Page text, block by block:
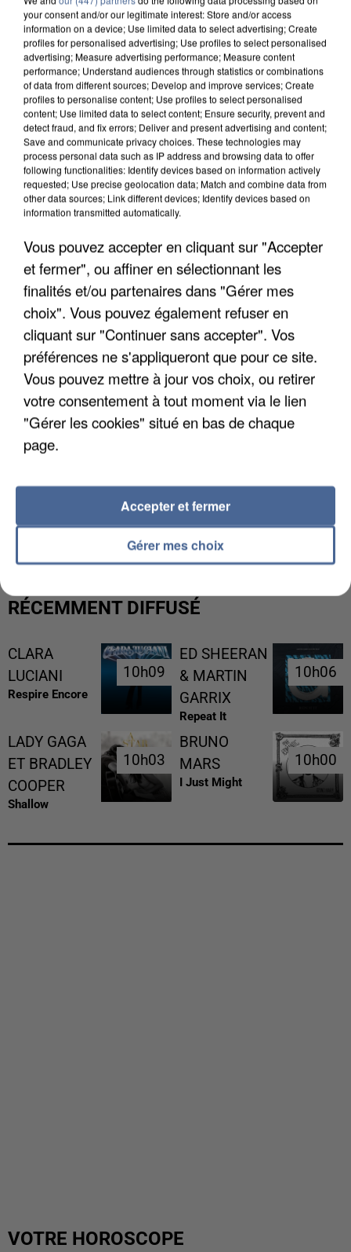
APRÈS TOUTES CES CANICULES, LES REFUGES
DE FAUNE SAUVAGE SONT...
L’UN DES FONDATEURS SUPPOSÉS DE LA DZ
MAFIA INTERPELLÉ EN ALGÉRIE
RÉCEMMENT DIFFUSÉ
CLARA
LUCIANI
Respire Encore
10h09
10h09
ED SHEERAN
& MARTIN
GARRIX
Repeat It
10h06
10h06
LADY GAGA
ET BRADLEY
COOPER
Shallow
10h03
10h03
BRUNO
MARS
I Just Might
10h00
10h00
VOTRE HOROSCOPE
your consent and/or our legitimate interest: Store and/or access
information on a device; Use limited data to select advertising; Create
profiles for personalised advertising; Use profiles to select personalised
advertising; Measure advertising performance; Measure content
performance; Understand audiences through statistics or combinations
of data from different sources; Develop and improve services; Create
profiles to personalise content; Use profiles to select personalised
content; Use limited data to select content; Ensure security, prevent and
detect fraud, and fix errors; Deliver and present advertising and content;
Save and communicate privacy choices. These technologies may
process personal data such as IP address and browsing data to offer
following functionalities: Identify devices based on information actively
requested; Use precise geolocation data; Match and combine data from
other data sources; Link different devices; Identify devices based on
information transmitted automatically.
Vous pouvez accepter en cliquant sur "Accepter
et fermer", ou affiner en sélectionnant les
finalités et/ou partenaires dans "Gérer mes
choix". Vous pouvez également refuser en
cliquant sur "Continuer sans accepter". Vos
préférences ne s'appliqueront que pour ce site.
Vous pouvez mettre à jour vos choix, ou retirer
votre consentement à tout moment via le lien
"Gérer les cookies" situé en bas de chaque
page.
Gérer mes choix
Accepter et fermer